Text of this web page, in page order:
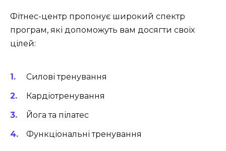
Фітнес-центр пропонує широкий спектр
програм, які допоможуть вам досягти своїх
цілей:
Силові тренування
Кардіотренування
Йога та пілатес
Функціональні тренування